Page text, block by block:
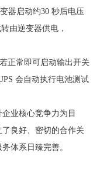
器启动约30 秒后电压
由逆变器供电，
正常即可启动输出开关
会自动执行电池测试
业核心竞争力为目
良好、密切的合作关
体系日臻完善。